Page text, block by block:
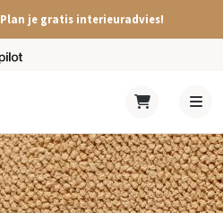
Plan je gratis interieuradvies!